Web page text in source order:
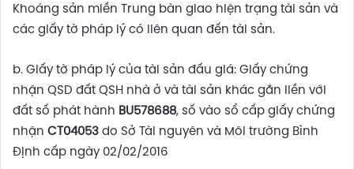
Khoáng sản miền Trung bàn giao hiện trạng tài sản và
các giấy tờ pháp lý có liên quan đến tài sản.
b. Giấy tờ pháp lý của tài sản đấu giá: Giấy chứng
nhận QSD đất QSH nhà ở và tài sản khác gắn liền với
đất số phát hành BU578688, số vào sổ cấp giấy chứng
nhận CT04053 do Sở Tài nguyên và Môi trường Bình
Định cấp ngày 02/02/2016